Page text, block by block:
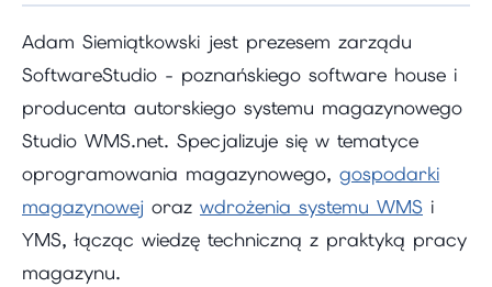
Adam Siemiątkowski jest prezesem zarządu
SoftwareStudio - poznańskiego software house i
producenta autorskiego systemu magazynowego
Studio WMS.net. Specjalizuje się w tematyce
oprogramowania magazynowego, gospodarki
magazynowej oraz wdrożenia systemu WMS i
YMS, łącząc wiedzę techniczną z praktyką pracy
magazynu.